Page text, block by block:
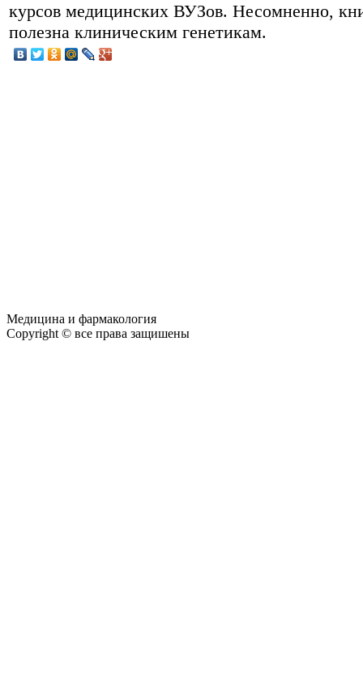
курсов медицинских ВУЗов. Несомненно,
полезна клиническим генетикам.
Медицина и фармакология
Copyright © все права защишены